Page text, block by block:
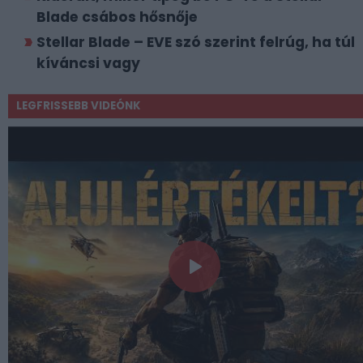
Blade csábos hősnője
Stellar Blade – EVE szó szerint felrúg, ha túl
kíváncsi vagy
LEGFRISSEBB VIDEÓNK